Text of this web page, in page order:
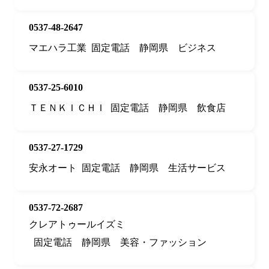
0537-48-2647
マエハラ工業
固定電話 静岡県 ビジネス
0537-25-6010
ＴＥＮＫＩＣＨＩ
固定電話 静岡県 飲食店
0537-27-1729
安永オート
固定電話 静岡県 生活サービス
0537-72-2687
クレアトゥールイズミ
固定電話
静岡県 美容・ファッション